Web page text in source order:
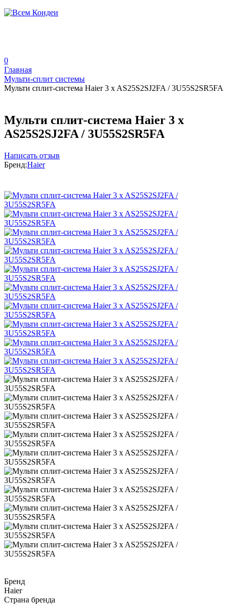
0
Главная
Мульти-сплит системы
Мульти сплит-система Haier 3 x AS25S2SJ2FA / 3U55S2SR5FA
Мульти сплит-система Haier 3 x
AS25S2SJ2FA / 3U55S2SR5FA
Написать отзыв
Бренд:Haier
Бренд
Haier
Страна бренда